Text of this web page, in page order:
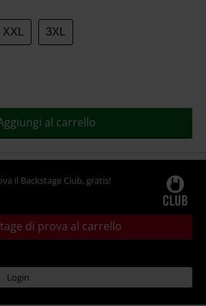
XXL 3XL
al carrello
il Backstage Club, gratis!
di prova al carrello
Login